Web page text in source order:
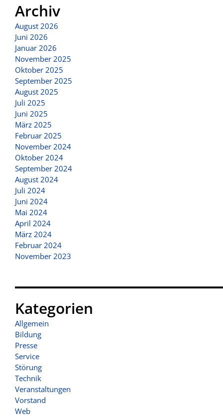
Archiv
August 2026
Juni 2026
Januar 2026
November 2025
Oktober 2025
September 2025
August 2025
Juli 2025
Juni 2025
März 2025
Februar 2025
November 2024
Oktober 2024
September 2024
August 2024
Juli 2024
Juni 2024
Mai 2024
April 2024
März 2024
Februar 2024
November 2023
Kategorien
Allgemein
Bildung
Presse
Service
Störung
Technik
Veranstaltungen
Vorstand
Web